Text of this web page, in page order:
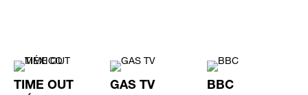
TIME OUT
GAS TV BBC